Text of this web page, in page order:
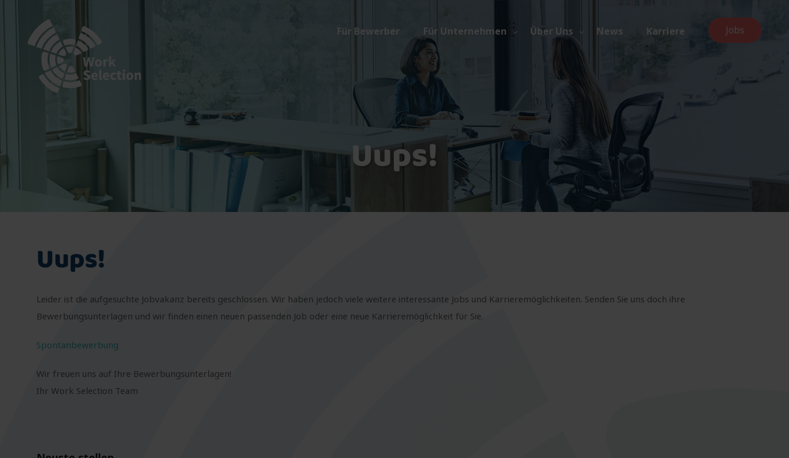
Jobs
Für Bewerber Für Unternehmen Über Uns News Karriere
Uups!
Uups!
Leider ist die aufgesuchte Jobvakanz bereits geschlossen. Wir haben jedoch viele weitere interessante Jobs und Karrieremöglichkeiten. Senden Sie uns doch ihre
Bewerbungsunterlagen und wir finden einen neuen passenden Job oder eine neue Karrieremöglichkeit für Sie.
Spontanbewerbung
Wir freuen uns auf Ihre Bewerbungsunterlagen!
Ihr Work Selection Team